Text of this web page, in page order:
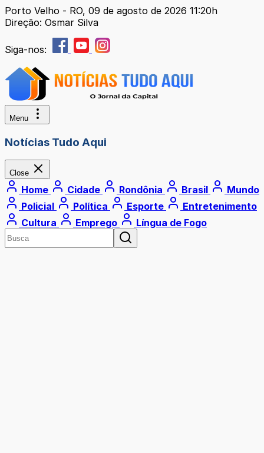
Porto Velho - RO, 09 de agosto de 2026 11:20h
Direção: Osmar Silva
Siga-nos:
Menu
Notícias Tudo Aqui
Close
Home Cidade Rondônia Brasil
Mundo
Policial
Política Esporte
Entretenimento
Cultura
Emprego Língua de Fogo